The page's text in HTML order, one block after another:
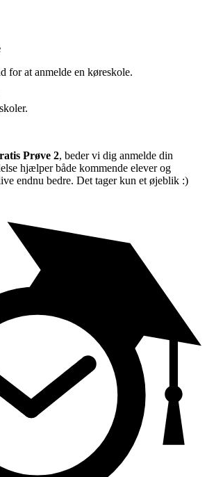
for at anmelde en køreskole.
Prøve 2, beder vi dig anmelde din
hjælper både kommende elever og
endnu bedre. Det tager kun et øjeblik :)